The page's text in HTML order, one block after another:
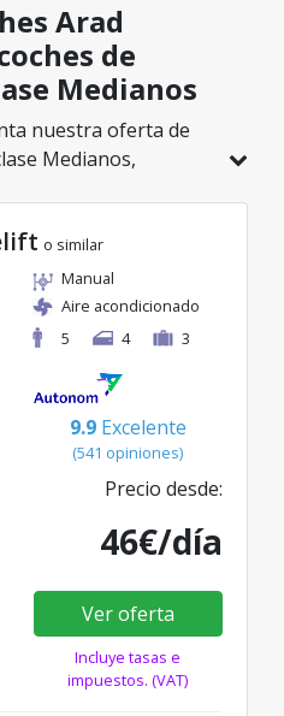
Arad
de
Medianos
nuestra oferta de
Medianos,
seleccionada, con
46€/día.
o similar
Manual
Aire acondicionado
5
4 3
9.9 Excelente
(541 opiniones)
Precio desde:
46€/día
Ver oferta
Incluye tasas e
impuestos. (VAT)